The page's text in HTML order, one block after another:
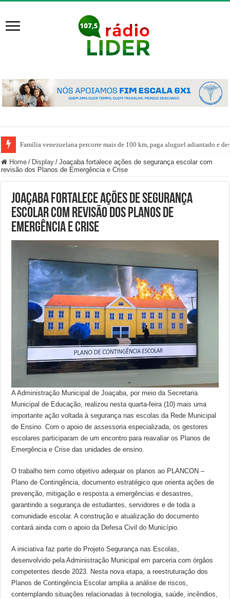
Família venezuelana percorre mais de 100 km, paga aluguel adiantado e
Home / Display / Joaçaba fortalece ações de segurança escolar com
revisão dos Planos de Emergência e Crise
Joaçaba fortalece ações de segurança
escolar com revisão dos Planos de
Emergência e Crise
A Administração Municipal de Joaçaba, por meio da Secretaria
Municipal de Educação, realizou nesta quarta-feira (10) mais uma
importante ação voltada à segurança nas escolas da Rede Municipal
de Ensino. Com o apoio de assessoria especializada, os gestores
escolares participaram de um encontro para reavaliar os Planos de
Emergência e Crise das unidades de ensino.
O trabalho tem como objetivo adequar os planos ao PLANCON –
Plano de Contingência, documento estratégico que orienta ações de
prevenção, mitigação e resposta a emergências e desastres,
garantindo a segurança de estudantes, servidores e de toda a
comunidade escolar. A construção e atualização do documento
contará ainda com o apoio da Defesa Civil do Município.
A iniciativa faz parte do Projeto Segurança nas Escolas,
desenvolvido pela Administração Municipal em parceria com órgãos
competentes desde 2023. Nesta nova etapa, a reestruturação dos
Planos de Contingência Escolar amplia a análise de riscos,
contemplando situações relacionadas à tecnologia, saúde, incêndios,